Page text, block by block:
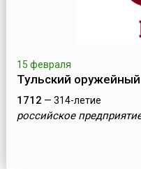
15 февраля
Тульский
1712 — 314-летие
российское